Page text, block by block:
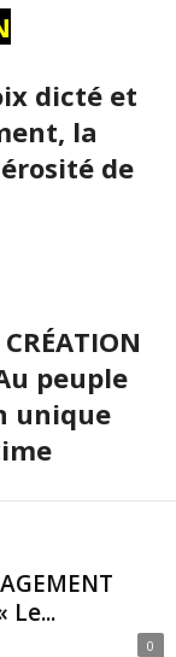
dicté et
la
de
peuple
unique
Le...
0